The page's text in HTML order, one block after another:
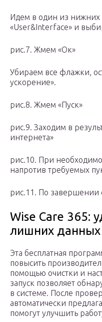
Идем в один из нижних
«User&Interface» и
рис.7. Жмем «Ок»
Убираем все флажки,
ускорение».
рис.8. Жмем «Пуск»
рис.9. Заходим в
интернета»
рис.10. При
напротив требуемых
рис.11. По завершении
Wise Care 365:
лишних данных
Эта бесплатная
повысить
помощью очистки и
запуск позволяет
в системе. После
автоматически
помогут улучшить